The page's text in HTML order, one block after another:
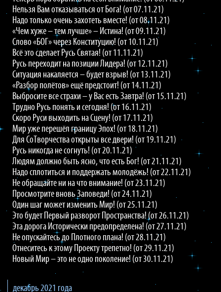
Нельзя Вам отказываться от Бога! (от 07.11.21)
Надо только очень захотеть вместе! (от 08.11.21)
«Чем хуже – тем лучше» – Истина! (от 09.11.21)
Слово «БОГ» через Конституцию! (от 10.11.21)
Всё это сделает Русь Святая! (от 11.11.21)
Русь переходит на позиции Лидера! (от 12.11.21)
Ситуация накаляется – будет взрыв! (от 13.11.21)
«Разбор полётов» ещё предстоит! (от 14.11.21)
Выбросите все страхи – у Вас есть Завтра! (от 15.11.21)
Трудно Русь понять и сегодня! (от 16.11.21)
Скоро Руси выходить на Сцену! (от 17.11.21)
Мир уже перешёл границу Эпох! (от 18.11.21)
Для СоТворчества открыты все двери! (от 19.11.21)
Русь никогда не согнуть! (от 20.11.21)
Людям должно быть ясно, что есть Бог! (от 21.11.21)
Надо сплотиться и поддержать молодёжь! (от 22.11.21)
Не обращайте ни на что внимание! (от 23.11.21)
Просмотрите вновь Заповеди! (от 24.11.21)
Один шаг может изменить Мир! (от 25.11.21)
Это будет Первый разворот Пространства! (от 26.11.21)
Эта дорога Исторически предопределена! (от 27.11.21)
Не опускайтесь до Плотного плана! (от 28.11.21)
Отнеситесь к этому Проекту трепетно! (от 29.11.21)
Новый Мир – это не одно поколение! (от 30.11.21)
декабрь 2021 года